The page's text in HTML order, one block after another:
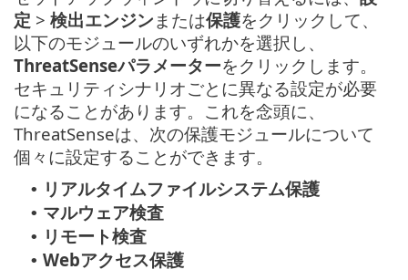
定 > 検出エンジンまたは保護をクリックして、
以下のモジュールのいずれかを選択し、
ThreatSenseパラメーターをクリックします。
セキュリティシナリオごとに異なる設定が必要
になることがあります。これを念頭に、
ThreatSenseは、次の保護モジュールについて
個々に設定することができます。
• リアルタイムファイルシステム保護
• マルウェア検査
• リモート検査
• Webアクセス保護